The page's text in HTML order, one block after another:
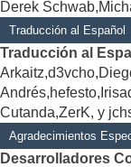
Derek
Traducción al Español
Traducción al
Cutanda,ZerK, y
Agradecimientos
Desarrolladores